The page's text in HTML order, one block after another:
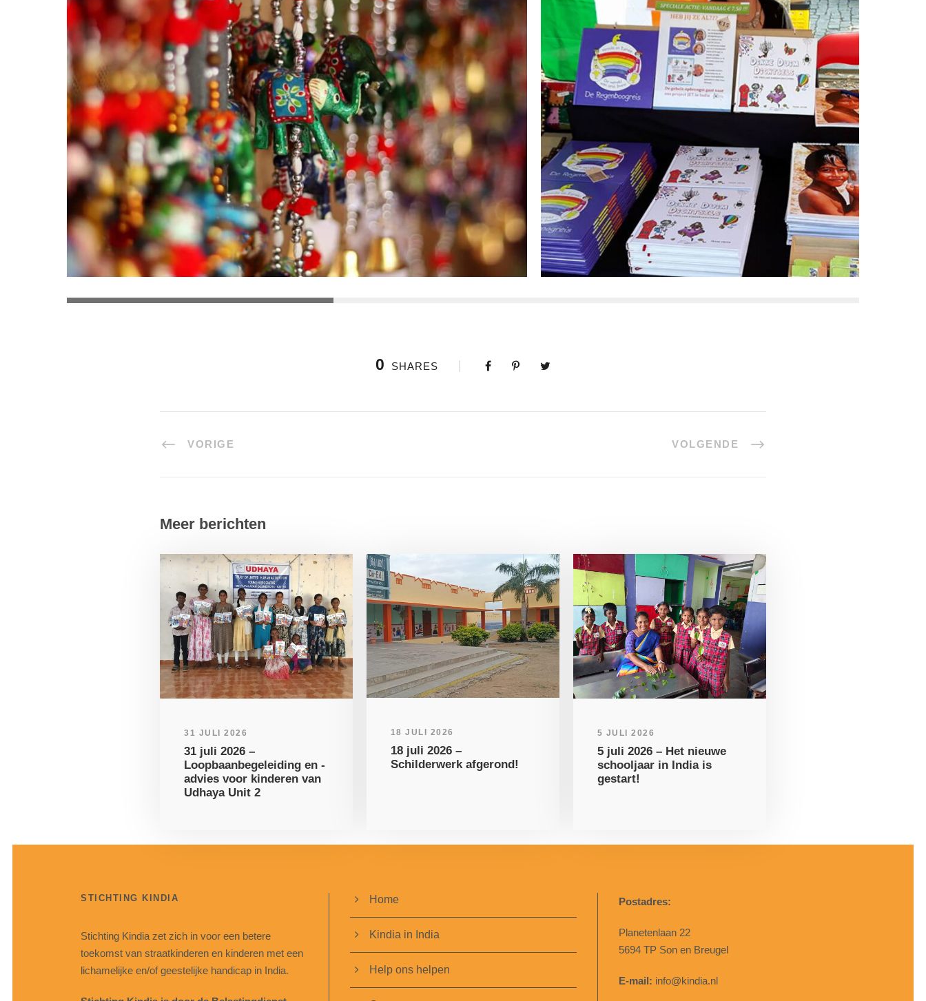
0 SHARES
VORIGE VOLGENDE
Meer berichten
31 JULI 2026
31 juli 2026 –
Loopbaanbegeleiding en -
advies voor kinderen van
Udhaya Unit 2
18 JULI 2026
18 juli 2026 –
Schilderwerk afgerond!
5 JULI 2026
5 juli 2026 – Het nieuwe
schooljaar in India is
gestart!
STICHTING KINDIA
Stichting Kindia zet zich in voor een betere
toekomst van straatkinderen en kinderen met een
lichamelijke en/of geestelijke handicap in India.
Home
Kindia in India
Help ons helpen
Postadres:
Planetenlaan 22
5694 TP Son en Breugel
E-mail: info@kindia.nl